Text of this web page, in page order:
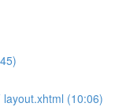
(10:06)